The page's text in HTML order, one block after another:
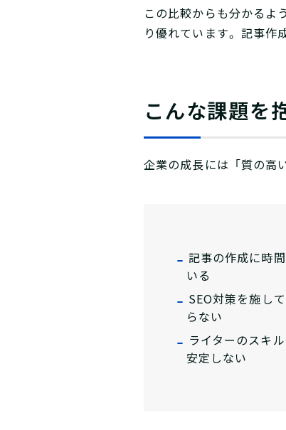
この比較からも分かるよ
り優れています。記事作
こんな課題を
企業の成長には「質の高
記事の作成に時
いる
SEO対策を施し
らない
ライターのスキ
安定しない